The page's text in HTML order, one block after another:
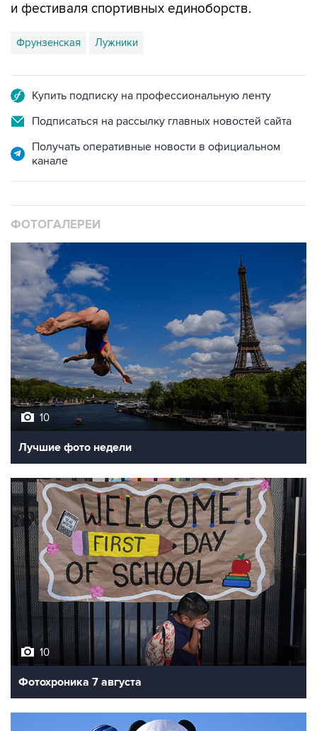
и фестиваля спортивных единоборств.
Фрунзенская Лужники
Купить подписку на профессиональную ленту
Подписаться на рассылку главных новостей сайта
Получать оперативные новости в официальном
канале
ФОТОГАЛЕРЕИ
10
Лучшие фото недели
10
Фотохроника 7 августа